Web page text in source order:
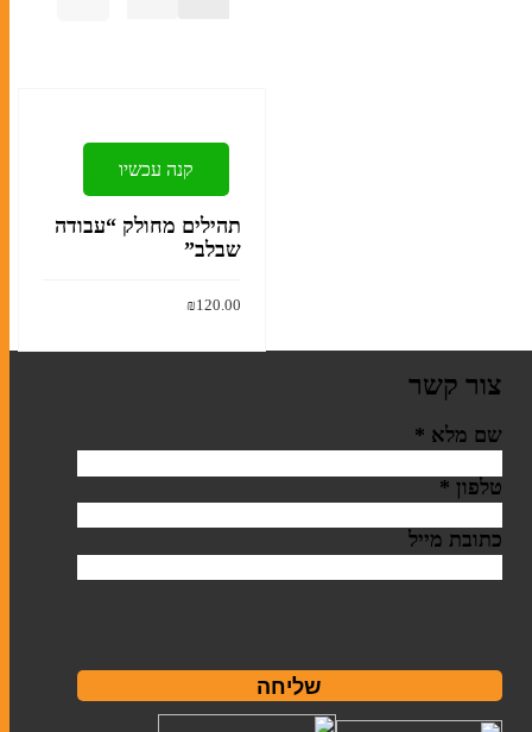
קנה עכשיו
תהילים מחולק “עבודה
שבלב”
₪120.00
הוסף לסל
צור קשר
שם מלא *
טלפון *
כתובת מייל
שליחה